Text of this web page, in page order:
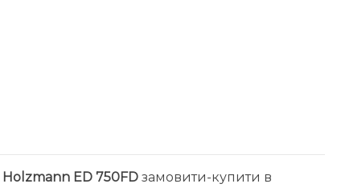
Holzmann ED 750FD замовити-купити в